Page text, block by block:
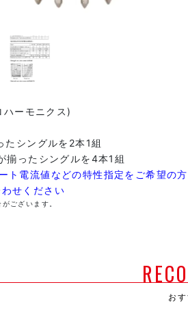
ーモニクス)
シングルを2本1組
揃ったシングルを4本1組
ト電流値などの特性指定をご希望の
せください
ございます。
お